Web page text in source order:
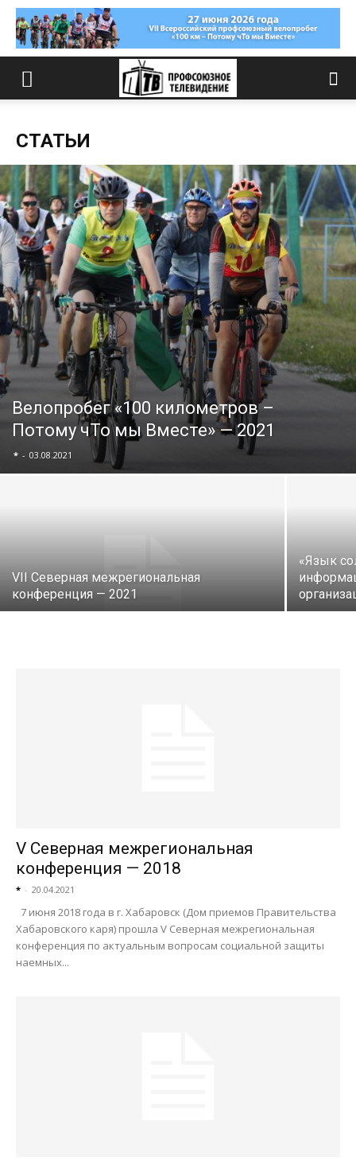
СТАТЬИ
Велопробег «100 километров –
Потому чТо мы Вместе» — 2021
* - 03.08.2021
VII Северная межрегиональная
конференция — 2021
«Язык
V Северная межрегиональная
конференция — 2018
* - 20.04.2021
7 июня 2018 года в г. Хабаровск (Дом приемов Правительства
Хабаровского каря) прошла V Северная межрегиональная
конференция по актуальным вопросам социальной защиты
наемных...